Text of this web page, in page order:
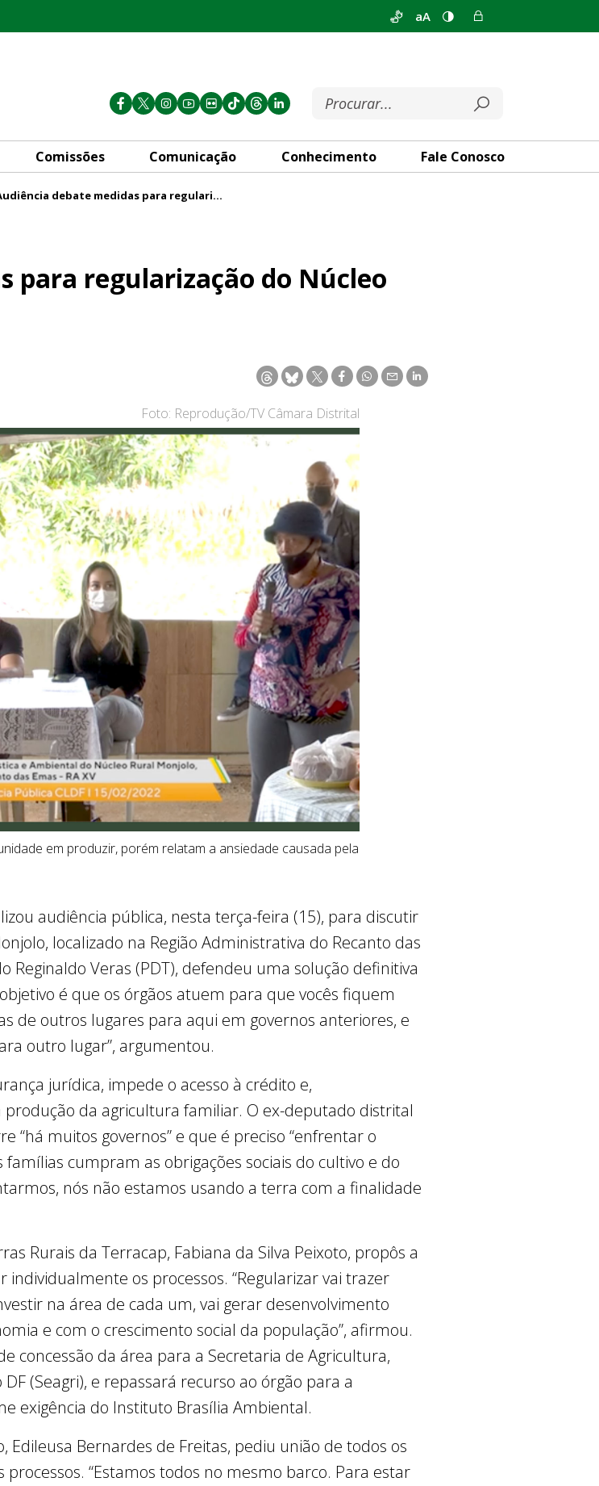
aA
Comissões Comunicação Conhecimento Fale Conosco
Audiência debate medidas para regularização do Núcleo Rural Monjolo
para regularização do Núcleo
Foto: Reprodução/TV Câmara Distrital
em produzir, porém relatam a ansiedade causada pela
audiência pública, nesta terça-feira (15), para discutir
localizado na Região Administrativa do Recanto das
Reginaldo Veras (PDT), defendeu uma solução definitiva
é que os órgãos atuem para que vocês fiquem
de outros lugares para aqui em governos anteriores, e
outro lugar”, argumentou.
jurídica, impede o acesso à crédito e,
da agricultura familiar. O ex-deputado distrital
“há muitos governos” e que é preciso “enfrentar o
cumpram as obrigações sociais do cultivo e do
nós não estamos usando a terra com a finalidade
Rurais da Terracap, Fabiana da Silva Peixoto, propôs a
os processos. “Regularizar vai trazer
na área de cada um, vai gerar desenvolvimento
e com o crescimento social da população”, afirmou.
concessão da área para a Secretaria de Agricultura,
(Seagri), e repassará recurso ao órgão para a
exigência do Instituto Brasília Ambiental.
Bernardes de Freitas, pediu união de todos os
“Estamos todos no mesmo barco. Para estar